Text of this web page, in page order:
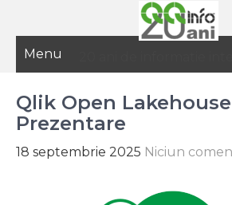
Menu
Qlik Open
Prezentare
18 septembrie 2025 Niciun